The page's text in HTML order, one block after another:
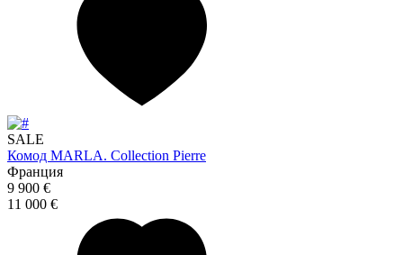
SALE
Комод MARLA. Collection Pierre
Франция
9 900 €
11 000 €